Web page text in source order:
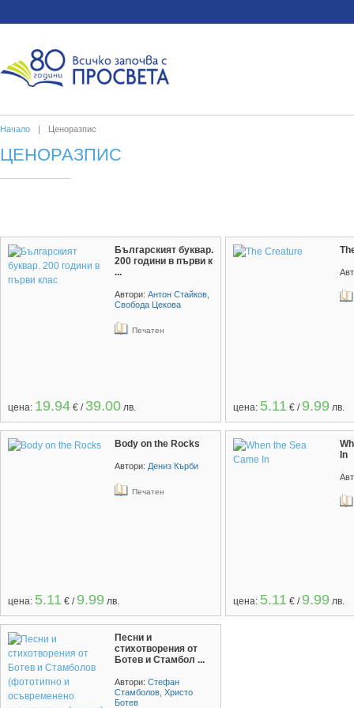
Начало | Ценоразпис
ЦЕНОРАЗПИС
Българският буквар.
200 години в първи к
...
Автори: Антон Стайков,
Свобода Цекова
Печатен
цена: 19.94 € / 39.00 лв. цена: 5.11 € / 9.99 лв.
Body on the Rocks
Автори: Дениз Кърби
Печатен
цена: 5.11 € / 9.99 лв.
In
цена: 5.11 € / 9.99 лв.
Песни и
стихотворения от
Ботев и Стамбол ...
Автори: Стефан
Стамболов, Христо
Ботев